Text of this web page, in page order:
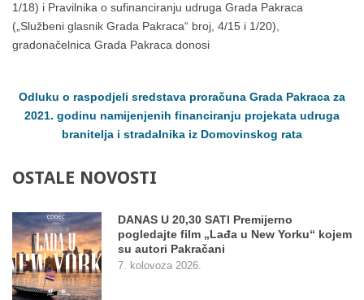
1/18) i Pravilnika o sufinanciranju udruga Grada Pakraca
(„Službeni glasnik Grada Pakraca“ broj, 4/15 i 1/20),
gradonačelnica Grada Pakraca donosi
Odluku o raspodjeli sredstava proračuna Grada Pakraca za
2021. godinu namijenjenih financiranju projekata udruga
branitelja i stradalnika iz Domovinskog rata
OSTALE NOVOSTI
DANAS U 20,30 SATI Premijerno
pogledajte film „Lađa u New Yorku“ kojem
su autori Pakračani
7. kolovoza 2026.